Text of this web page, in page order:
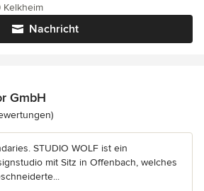
Nachricht
Kelkheim
GmbH
5 von 5 Sternen
STUDIO WOLF ist ein
mit Sitz in Offenbach, welches